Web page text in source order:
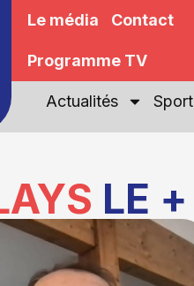
Le média Contact
Programme TV
Actualités Sport
LE +